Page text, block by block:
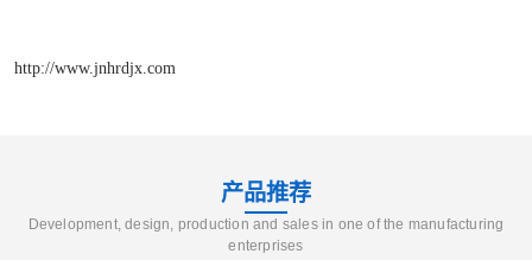
http://www.jnhrdjx.com
产品推荐
Development, design, production and sales in one of the manufacturing
enterprises